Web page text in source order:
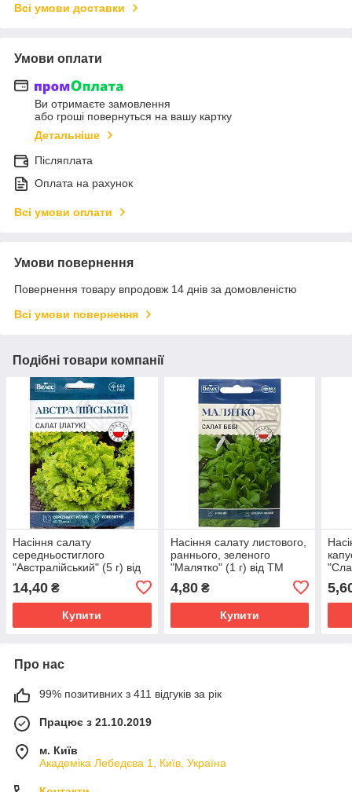
Всі умови доставки
Умови оплати
Ви отримаєте замовлення
або гроші повернуться на вашу картку
Детальніше
Післяплата
Оплата на рахунок
Всі умови оплати
Умови повернення
Повернення товару впродовж 14 днів за домовленістю
Всі умови повернення
Подібні товари компанії
Насіння салату
середньостиглого
"Австралійський" (5 г) від
14,40 ₴
Купити
Насіння салату листового,
раннього, зеленого
"Малятко" (1 г) від ТМ
4,80₴
Купити
Про нас
99% позитивних з 411 відгуків за рік
Працює з 21.10.2019
м. Київ
Академіка Лебедєва 1, Київ, Україна